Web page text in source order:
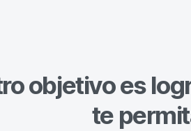
objetivo es
te